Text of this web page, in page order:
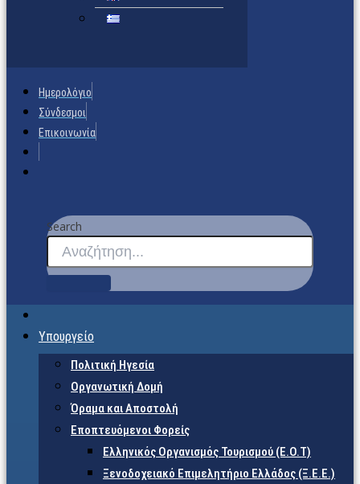
Ημερολόγιο
Σύνδεσμοι
Επικοινωνία
Search
Υπουργείο
Πολιτική Ηγεσία
Οργανωτική Δομή
Όραμα και Αποστολή
Εποπτευόμενοι Φορείς
Eλληνικός Οργανισμός Τουρισμού (Ε.Ο.Τ)
Ξενοδοχειακό Επιμελητήριο Ελλάδος (Ξ.Ε.Ε.)